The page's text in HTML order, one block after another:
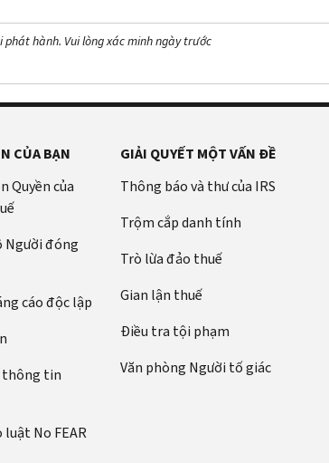
hành. Vui lòng xác minh ngày trước
CỦA BẠN
Quyền của
Người đóng
cáo độc lập
thông tin
luật No FEAR
GIẢI QUYẾT MỘT VẤN ĐỀ
Thông báo và thư của IRS
Trộm cắp danh tính
Trò lừa đảo thuế
Gian lận thuế
Điều tra tội phạm
Văn phòng Người tố giác